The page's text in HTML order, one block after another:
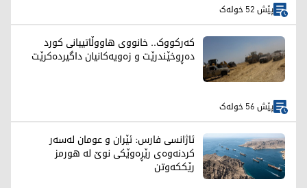
پێش 52 خولەک
کەرکووک.. خانووی هاووڵاتییانی کورد
دەڕوخێندرێت و زەویەکانیان داگیردەکرێت
پێش 56 خولەک
ئاژانسی فارس: ئێران و عومان لەسەر
کردنەوەی رێڕەوێکی نوێ لە هورمز
رێککەوتن